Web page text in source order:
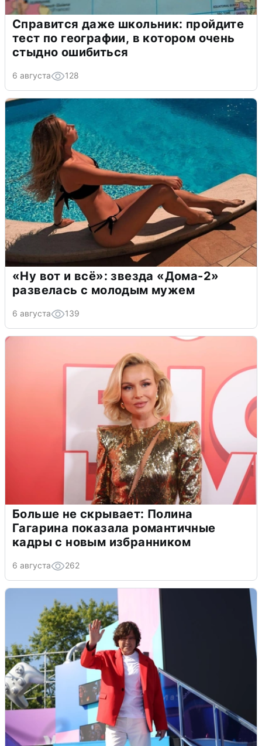
Справится даже школьник: пройдите
тест по географии, в котором очень
стыдно ошибиться
6 августа 128
«Ну вот и всё»: звезда «Дома-2»
развелась с молодым мужем
6 августа 139
Больше не скрывает: Полина
Гагарина показала романтичные
кадры с новым избранником
6 августа 262